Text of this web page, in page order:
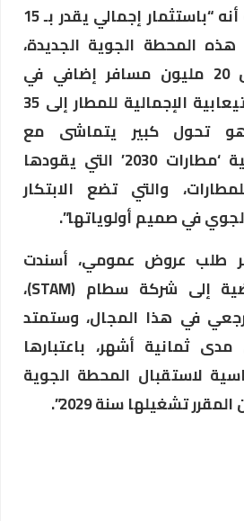
وأضاف المصدر ذاته أنه “باستثمار إجمالي يقدر بـ 15
المحطة الجوية الجديدة،
المصممة لاستقبال 20 مليون مسافر إضافي في
السنة، الطاقة الاستيعابية الإجمالية للمطار إلى 35
تحول كبير يتماشى مع
الاستراتيجية الوطنية ‘مطارات 2030’ التي يقودها
والتي تضع الابتكار
في صميم أولوياتها”.
طلب عروض عمومي، أسندت
أشغال تهيئة الأرضية إلى شركة سطام (STAM)،
في هذا المجال، وستمتد
ثمانية أشهر، باعتبارها
لاستقبال المحطة الجوية
تشغيلها سنة 2029”.